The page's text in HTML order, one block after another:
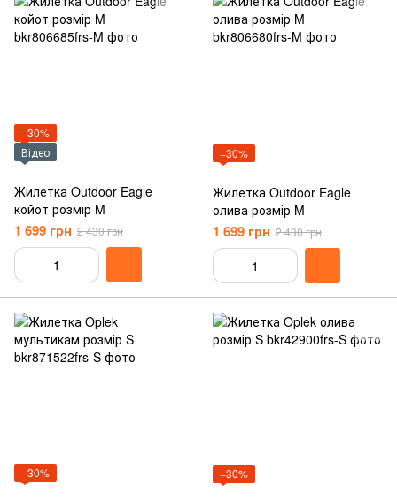
−30%
Відео
Жилетка Outdoor Eagle
койот розмір M
1 699 грн 2 430 грн
−30%
Жилетка Outdoor Eagle
олива розмір M
1 699 грн 2 430 грн
−30% −30%